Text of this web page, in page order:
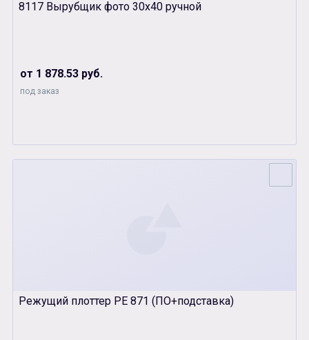
8117 Вырубщик фото 30х40 ручной
от 1 878.53 руб.
под заказ
Режущий плоттер РЕ 871 (ПО+подставка)